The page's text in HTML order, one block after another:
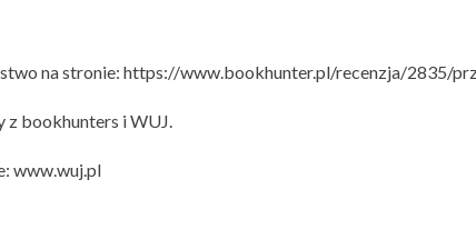
na stronie: https://www.bookhunter.pl/recenzja/2835/
z bookhunters i WUJ.
www.wuj.pl